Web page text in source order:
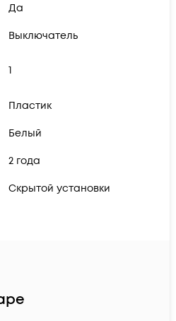
Да
Выключатель
1
Пластик
Белый
2 года
Скрытой установки